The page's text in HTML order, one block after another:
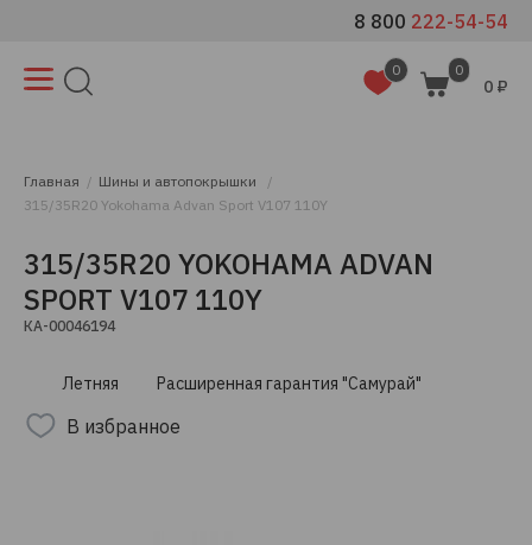
8 800 222-54-54
0 0
0 ₽
Главная
Шины и автопокрышки
315/35R20 Yokohama Advan Sport V107 110Y
315/35R20 YOKOHAMA ADVAN
SPORT V107 110Y
КА-00046194
Летняя Расширенная гарантия "Самурай"
В избранное